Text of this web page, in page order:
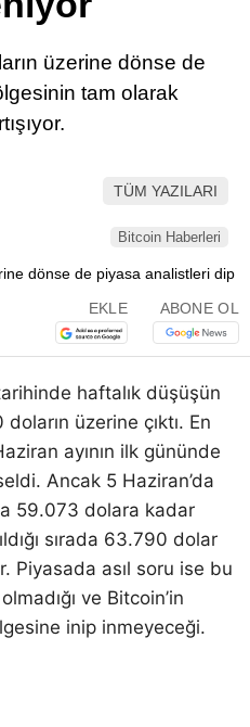
LinkedIn
üzerine dönse de
tam olarak
TÜM YAZILARI
Bitcoin Haberleri
EKLE ABONE OL
haftalık düşüşün
üzerine çıktı. En
ayının ilk gününde
Ancak 5 Haziran’da
59.073 dolara kadar
sırada 63.790 dolar
Piyasada asıl soru ise bu
ve Bitcoin’in
inip inmeyeceği.